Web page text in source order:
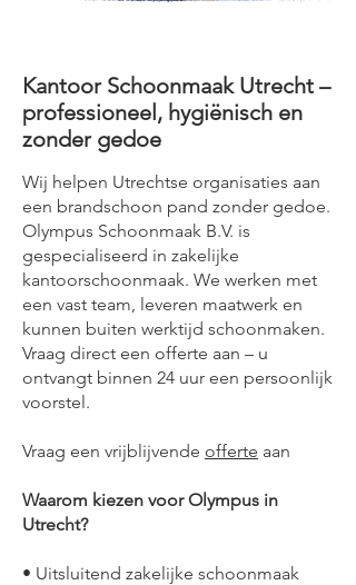
Kantoor Schoonmaak Utrecht –
professioneel, hygiënisch en
zonder gedoe
Wij helpen Utrechtse organisaties aan
een brandschoon pand zonder gedoe.
Olympus Schoonmaak B.V. is
gespecialiseerd in zakelijke
kantoorschoonmaak. We werken met
een vast team, leveren maatwerk en
kunnen buiten werktijd schoonmaken.
Vraag direct een offerte aan – u
ontvangt binnen 24 uur een persoonlijk
voorstel.
Vraag een vrijblijvende offerte aan
Waarom kiezen voor Olympus in
Utrecht?
• Uitsluitend zakelijke schoonmaak